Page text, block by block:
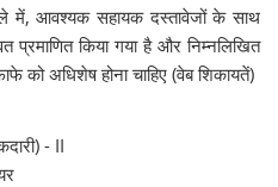
में, आवश्यक सहायक दस्तावेजों के साथ
प्रमाणित किया गया है और निम्नलिखित
अधिशेष होना चाहिए (वेब ​​शिकायतें)
- II